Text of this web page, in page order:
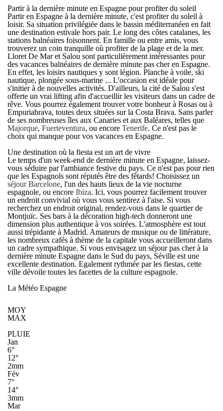
Partir à la dernière minute en Espagne pour profiter du soleil
Partir en Espagne à la dernière minute, c'est profiter du soleil à
loisir. Sa situation privilégiée dans le bassin méditerranéen en fait
une destination estivale hors pair. Le long des côtes catalanes, les
stations balnéaires foisonnent. En famille ou entre amis, vous
trouverez un coin tranquille où profiter de la plage et de la mer.
Lloret De Mar et Salou sont particulièrement intéressantes pour
des vacances balnéaires de dernière minute pas cher en Espagne.
En effet, les loisirs nautiques y sont légion. Planche à voile, ski
nautique, plongée sous-marine ... L'occasion est idéale pour
s'initier à de nouvelles activités. D'ailleurs, la cité de Salou s'est
offerte un vrai lifting afin d'accueillir les visiteurs dans un cadre de
rêve. Vous pourrez également trouver votre bonheur à Rosas ou à
Empuriabrava, toutes deux situées sur la Costa Brava. Sans parler
de ses nombreuses îles aux Canaries et aux Baléares, telles que
Majorque, Fuerteventura, ou encore Tenerife. Ce n'est pas le
choix qui manque pour vos vacances en Espagne.
Une destination où la fiesta est un art de vivre
Le temps d'un week-end de dernière minute en Espagne, laissez-
vous séduire par l'ambiance festive du pays. Ce n'est pas pour rien
que les Espagnols sont réputés être des fêtards! Choisissez un
séjour Barcelone, l'un des hauts lieux de la vie nocturne
espagnole, ou encore Ibiza. Ici, vous pourrez facilement trouver
un endroit convivial où vous vous sentirez à l'aise. Si vous
recherchez un endroit original, rendez-vous dans le quartier de
Montjuïc. Ses bars à la décoration high-tech donneront une
dimension plus authentique à vos soirées. L'atmosphère est tout
aussi trépidante à Madrid. Amateurs de musique ou de littérature,
les nombreux cafés à thème de la capitale vous accueilleront dans
un cadre sympathique. Si vous envisagez un séjour pas cher à la
dernière minute Espagne dans le Sud du pays, Séville est une
excellente destination. Egalement rythmée par les fiestas, cette
ville dévoile toutes les facettes de la culture espagnole.
La Météo Espagne
MOY
MAX
PLUIE
Jan
6°
12°
2mm
Fév
7°
14°
3mm
Mar